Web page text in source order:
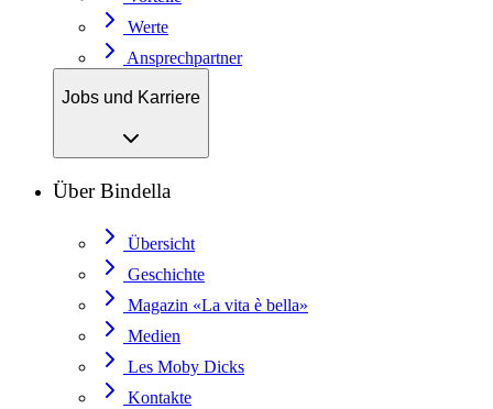
Werte
Ansprechpartner
Jobs und Karriere
Über Bindella
Übersicht
Geschichte
Magazin «La vita è bella»
Medien
Les Moby Dicks
Kontakte